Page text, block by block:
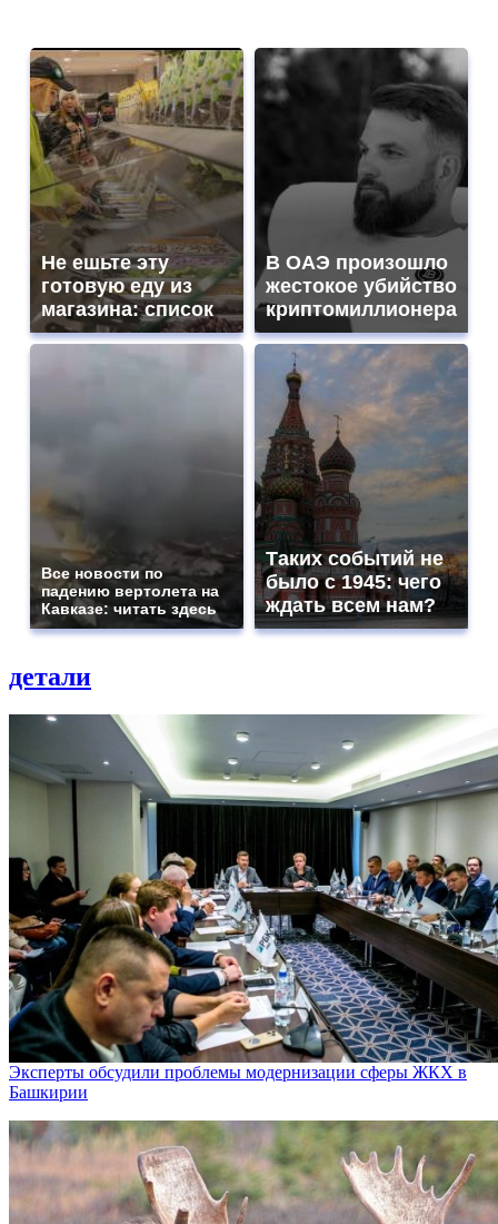
Не ешьте эту
готовую еду из
магазина: список
В ОАЭ произошло
жестокое убийство
криптомиллионера
Все новости по
падению вертолета на
Кавказе: читать здесь
Таких событий не
было с 1945: чего
ждать всем нам?
детали
Эксперты обсудили проблемы модернизации сферы ЖКХ в
Башкирии